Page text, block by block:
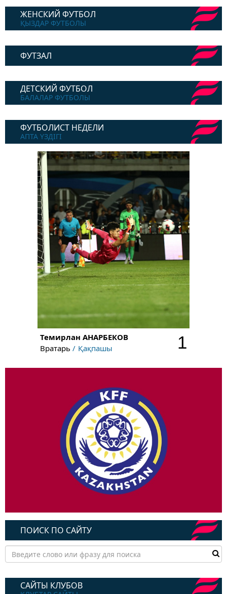
ЖЕНСКИЙ ФУТБОЛ
ҚЫЗДАР ФУТБОЛЫ
ФУТЗАЛ
ДЕТСКИЙ ФУТБОЛ
БАЛАЛАР ФУТБОЛЫ
ФУТБОЛИСТ НЕДЕЛИ
АПТА ҮЗДІГІ
Темирлан АНАРБЕКОВ
Вратарь
Қақпашы 1
ПОИСК ПО САЙТУ
САЙТЫ КЛУБОВ